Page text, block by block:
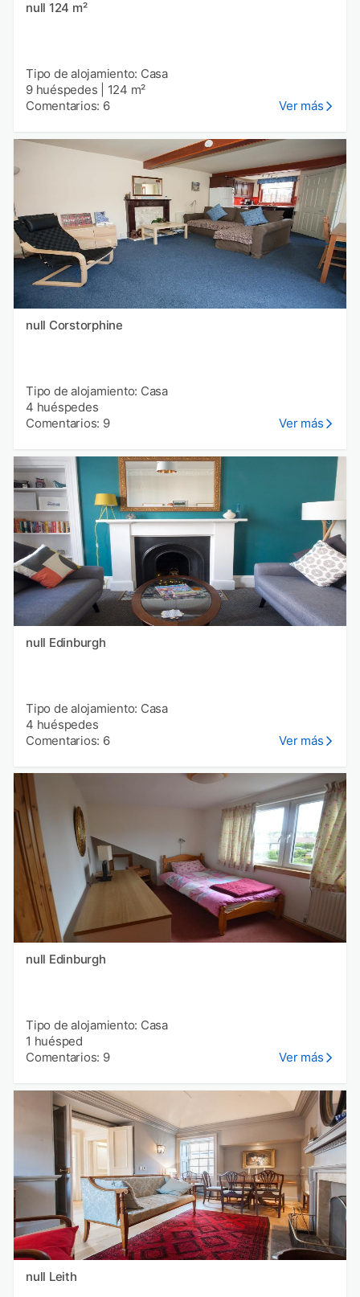
null 124 m²
Tipo de alojamiento: Casa
9 huéspedes
124 m²
Comentarios: 6
Ver más
null Corstorphine
Tipo de alojamiento: Casa
4 huéspedes
Comentarios: 9
Ver más
null Edinburgh
Tipo de alojamiento: Casa
4 huéspedes
Comentarios: 6
Ver más
null Edinburgh
Tipo de alojamiento: Casa
1 huésped
Comentarios: 9
Ver más
null Leith